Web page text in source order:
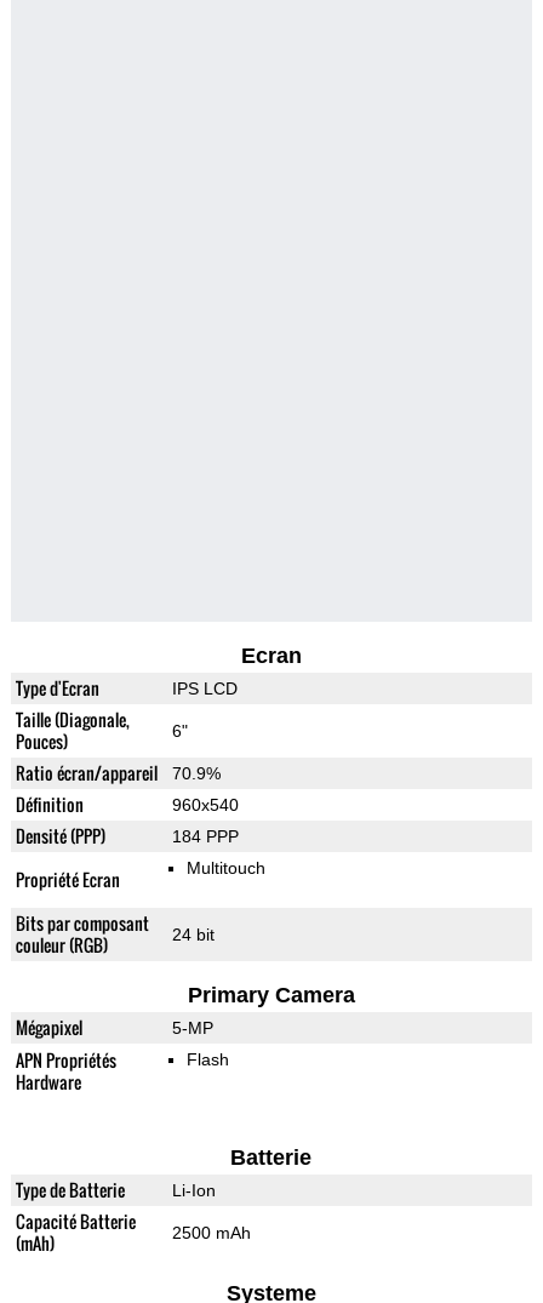
Ecran
Type d'Ecran IPS LCD
Taille (Diagonale,
Pouces)
6"
Ratio écran/appareil 70.9%
Définition 960x540
Densité (PPP) 184 PPP
Propriété Ecran Multitouch
Bits par composant
couleur (RGB)
24 bit
Primary Camera
Mégapixel 5-MP
APN Propriétés
Hardware
Flash
Batterie
Type de Batterie Li-Ion
Capacité Batterie
(mAh)
2500 mAh
Systeme